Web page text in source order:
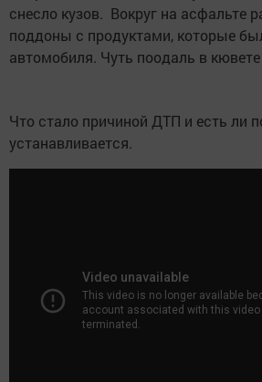
снесло кузов. Вокруг на асфальте
поддоны с продуктами, которые
автомобиля. Чуть поодаль в
Что стало причиной ДТП и есть ли
устанавливается.